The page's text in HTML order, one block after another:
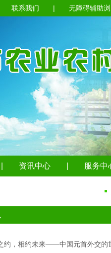
联系我们 | 无障碍辅助
资讯中心 服务中
约，相约未来——中国元首外交的